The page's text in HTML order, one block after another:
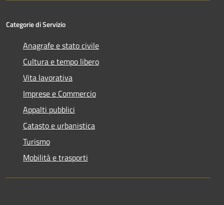
Categorie di Servizio
Anagrafe e stato civile
Cultura e tempo libero
Vita lavorativa
Imprese e Commercio
Appalti pubblici
Catasto e urbanistica
Turismo
Mobilità e trasporti